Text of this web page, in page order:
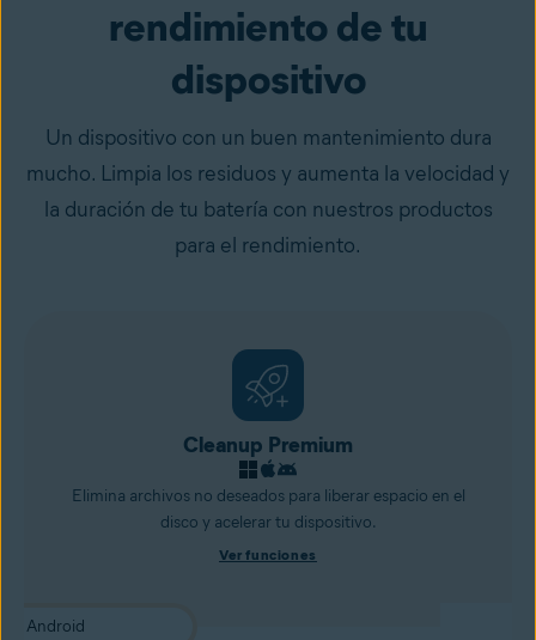
rendimiento de tu
dispositivo
Un dispositivo con un buen mantenimiento dura
mucho. Limpia los residuos y aumenta la velocidad y
la duración de tu batería con nuestros productos
para el rendimiento.
Cleanup Premium
Elimina archivos no deseados para liberar espacio en el
disco y acelerar tu dispositivo.
Ver funciones